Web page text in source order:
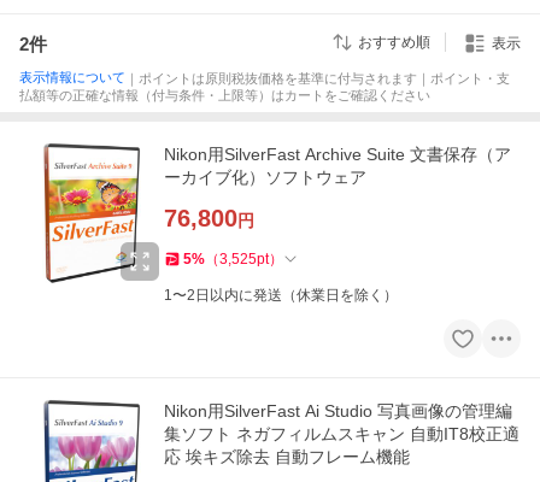
2件 おすすめ順 表示
表示情報について ｜ポイントは原則税抜価格を基準に付与されます｜ポイント・支
払額等の正確な情報（付与条件・上限等）はカートをご確認ください
Nikon用SilverFast Archive Suite 文書保存（ア
ーカイブ化）ソフトウェア
76,800円
5% （3,525pt）
1〜2日以内に発送（休業日を除く）
Nikon用SilverFast Ai Studio 写真画像の管理編
集ソフト ネガフィルムスキャン 自動IT8校正適
応 埃キズ除去 自動フレーム機能